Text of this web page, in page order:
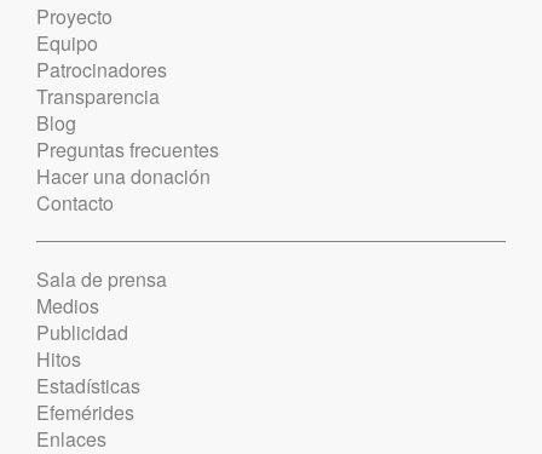
Proyecto
Equipo
Patrocinadores
Transparencia
Blog
Preguntas frecuentes
Hacer una donación
Contacto
Sala de prensa
Medios
Publicidad
Hitos
Estadísticas
Efemérides
Enlaces